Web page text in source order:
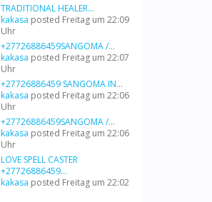
TRADITIONAL HEALER...
kakasa posted Freitag um 22:09
Uhr
+27726886459SANGOMA /...
kakasa posted Freitag um 22:07
Uhr
+27726886459 SANGOMA IN...
kakasa posted Freitag um 22:06
Uhr
+27726886459SANGOMA /...
kakasa posted Freitag um 22:06
Uhr
LOVE SPELL CASTER
+27726886459...
kakasa posted Freitag um 22:02